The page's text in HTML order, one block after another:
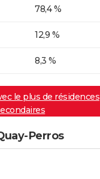
78,4 %
12,9 %
8,3 %
le plus de résidences
Perros